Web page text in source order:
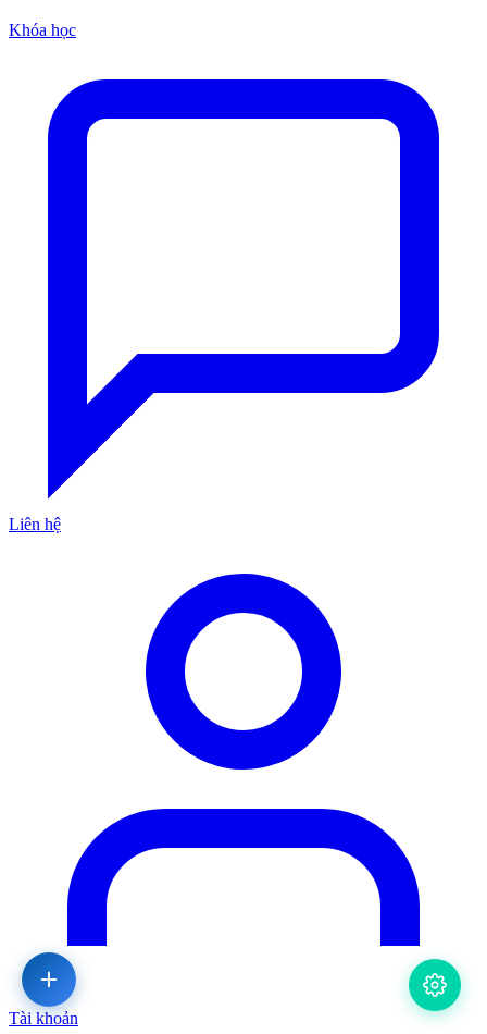
Khóa học
Liên hệ
Tài khoản